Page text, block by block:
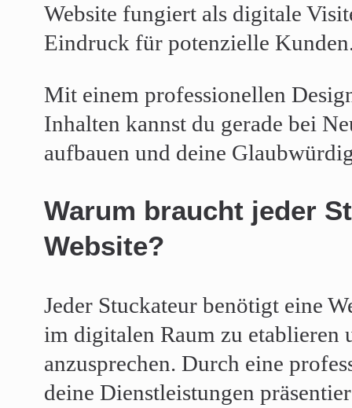
Website fungiert als digitale
Eindruck für potenzielle
Mit einem professionellen
Inhalten kannst du gerade bei
aufbauen und deine
Warum braucht jeder
Website?
Jeder Stuckateur benötigt eine
im digitalen Raum zu etablieren
anzusprechen. Durch eine
deine Dienstleistungen